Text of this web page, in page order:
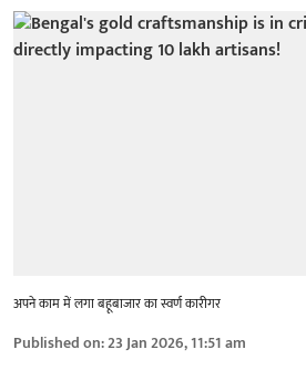
अपने काम में लगा बहूबाजार का स्वर्ण कारीगर
Published on:23 Jan 2026, 11:51 am